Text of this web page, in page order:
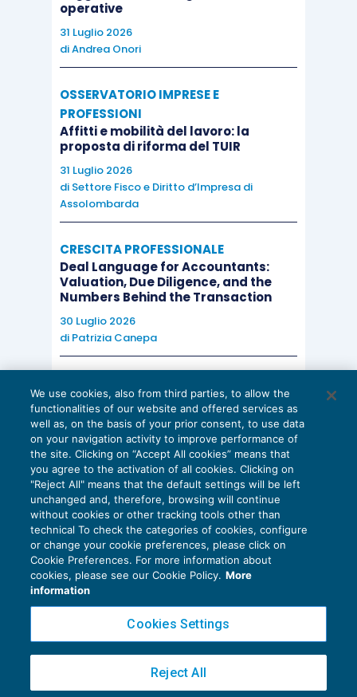
immateriali)
verifica dell’operatività del quadro RS del modello
Redditi.
operative
31 Luglio 2026
diAndrea Onori
OSSERVATORIO IMPRESE E
PROFESSIONI
Affitti e mobilità del lavoro: la
proposta di riforma del TUIR
31 Luglio 2026
di Settore Fisco e Diritto d’Impresa di
Assolombarda
CRESCITA PROFESSIONALE
Deal Language for Accountants:
Valuation, Due Diligence, and the
Numbers Behind the Transaction
30 Luglio 2026
di Patrizia Canepa
EU AI Act e studi professionali: le
scadenze concrete
27 Luglio 2026
di Diego BarberieStefano Dovier
Privacy Policy
Cookie Policy
Copyright 2016 ©Gruppo Euroconference S.p.A.v2.32.4
Piazza Luigi Einaudi, 10N01 - 20124 Milano - info@ecnews.it
We use cookies, also from third parties, to allow the
functionalities of our website and offered services as
well as, on the basis of your prior consent, to use data
on your navigation activity to improve performance of
the site. Clicking on “Accept All cookies” means that
you agree to the activation of all cookies. Clicking on
"Reject All" means that the default settings will be left
unchanged and, therefore, browsing will continue
without cookies or other tracking tools other than
technical To check the categories of cookies, configure
or change your cookie preferences, please click on
Cookie Preferences. For more information about
cookies, please see our Cookie Policy. More
information
Cookies Settings
Reject All